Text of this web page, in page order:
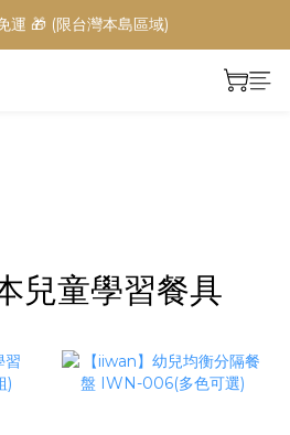
運 🎁 (限台灣本島區域)
next
兒童學習餐具